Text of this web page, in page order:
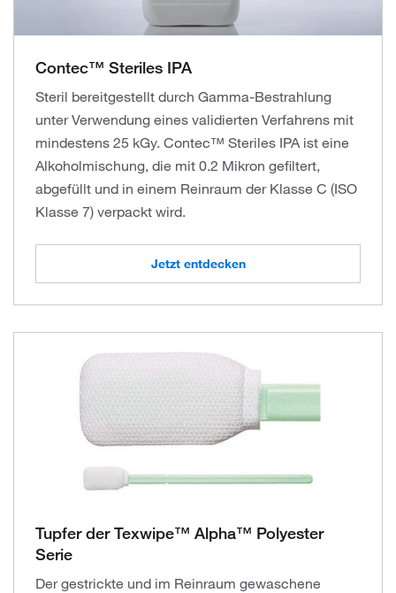
Contec™ Steriles IPA
Steril bereitgestellt durch Gamma-Bestrahlung
unter Verwendung eines validierten Verfahrens mit
mindestens 25 kGy. Contec™ Steriles IPA ist eine
Alkoholmischung, die mit 0.2 Mikron gefiltert,
abgefüllt und in einem Reinraum der Klasse C (ISO
Klasse 7) verpackt wird.
Jetzt entdecken
Tupfer der Texwipe™ Alpha™ Polyester
Serie
Der gestrickte und im Reinraum gewaschene